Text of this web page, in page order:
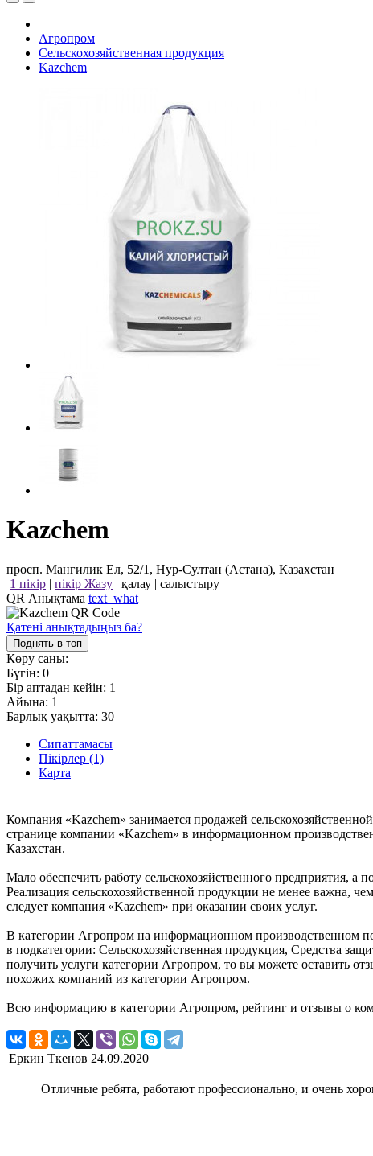
Агропром
Сельскохозяйственная продукция
Kazchem
Kazchem
просп. Мангилик Ел, 52/1, Нур-Султан (Астана), Казахстан
1 пікір | пікір Жазу | қалау | салыстыру
QR Анықтама text_what
Қатені анықтадыңыз ба?
Поднять в топ
Көру саны:
Бүгін: 0
Бір аптадан кейін: 1
Айына: 1
Барлық уақытта: 30
Сипаттамасы
Пікірлер (1)
Карта
Компания «Kazchem» занимается продажей
странице компании «Kazchem» в информационном
Казахстан.
Мало обеспечить работу сельскохозяйственного предприятия,
Реализация сельскохозяйственной продукции не менее важна,
следует компания «Kazchem» при оказании своих услуг.
В категории Агропром на информационном производственном
в подкатегории: Сельскохозяйственная продукция, Средства
получить услуги категории Агропром, то вы можете оставить
похожих компаний из категории Агропром.
Всю информацию в категории Агропром, рейтинг и отзывы о
Еркин Ткенов 24.09.2020
Отличные ребята, работают профессионально, и очень